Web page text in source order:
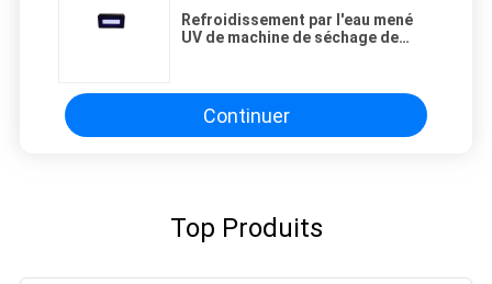
Refroidissement par l'eau mené
UV de machine de séchage de
Continuer
Top Produits